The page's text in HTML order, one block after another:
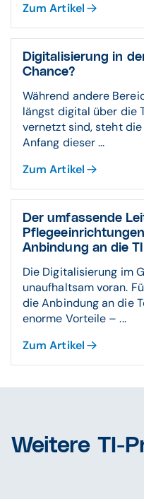
Zum Artikel
Digitalisierung in
Chance?
Während andere
längst digital über die
vernetzt sind, steht
Anfang dieser ...
Zum Artikel
Der umfassende
Anbindung an die
Die Digitalisierung im
unaufhaltsam voran.
die Anbindung an die
enorme Vorteile – ...
Zum Artikel
Weitere TI-